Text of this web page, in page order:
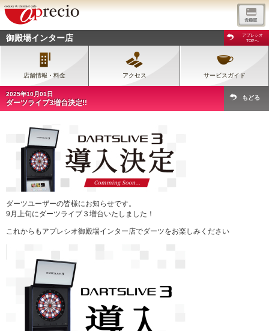
御殿場インター店
アプレシオ
TOPへ
店舗情報・料金 アクセス サービスガイド
2025年10月01日
ダーツライブ3増台決定!!
もどる
ダーツユーザーの皆様にお知らせです。
9月上旬にダーツライブ３増台いたしました！
これからもアプレシオ御殿場インター店でダーツをお楽しみください